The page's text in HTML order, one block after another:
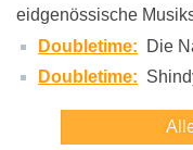
eidgenössische
Doubletime:
Die
Doubletime: